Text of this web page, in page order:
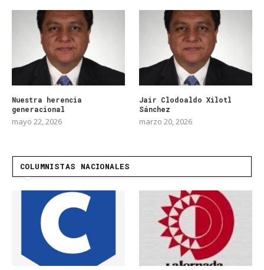
Nuestra herencia
generacional
mayo 22, 2026
Jair Clodoaldo Xilotl
Sánchez
marzo 20, 2026
COLUMNISTAS NACIONALES